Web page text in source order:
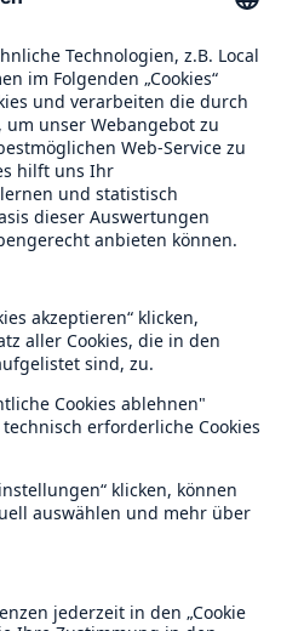
leistungsfähigen